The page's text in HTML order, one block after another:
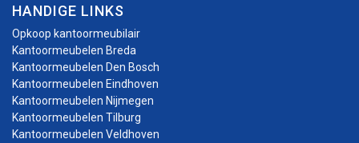
HANDIGE LINKS
Opkoop kantoormeubilair
Kantoormeubelen Breda
Kantoormeubelen Den Bosch
Kantoormeubelen Eindhoven
Kantoormeubelen Nijmegen
Kantoormeubelen Tilburg
Kantoormeubelen Veldhoven